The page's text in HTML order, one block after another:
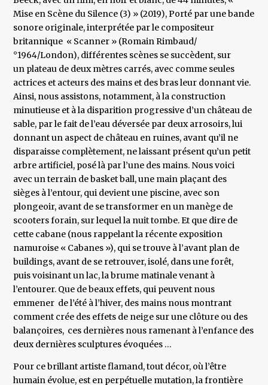
Mise en Scène du Silence (3) » (2019), Porté par une bande
sonore originale, interprétée par le compositeur
britannique « Scanner » (Romain Rimbaud/
°1964/London), différentes scènes se succèdent, sur
un plateau de deux mètres carrés, avec comme seules
actrices et acteurs des mains et des bras leur donnant vie.
Ainsi, nous assistons, notamment, à la construction
minutieuse et à la disparition progressive d’un château de
sable, par le fait de l’eau déversée par deux arrosoirs, lui
donnant un aspect de château en ruines, avant qu’il ne
disparaisse complètement, ne laissant présent qu’un petit
arbre artificiel, posé là par l’une des mains. Nous voici
avec un terrain de basket ball, une main plaçant des
sièges à l’entour, qui devient une piscine, avec son
plongeoir, avant de se transformer en un manège de
scooters forain, sur lequel la nuit tombe. Et que dire de
cette cabane (nous rappelant la récente exposition
namuroise « Cabanes »), qui se trouve à l’avant plan de
buildings, avant de se retrouver, isolé, dans une forêt,
puis voisinant un lac, la brume matinale venant à
l’entourer. Que de beaux effets, qui peuvent nous
emmener de l’été à l’hiver, des mains nous montrant
comment crée des effets de neige sur une clôture ou des
balançoires, ces dernières nous ramenant à l’enfance des
deux dernières sculptures évoquées …
Pour ce brillant artiste flamand, tout décor, où l’être
humain évolue, est en perpétuelle mutation, la frontière